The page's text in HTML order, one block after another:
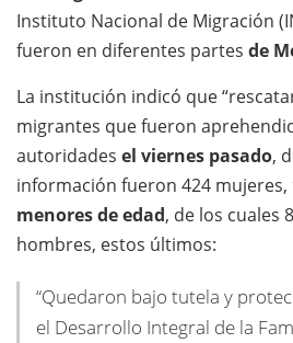
Instituto Nacional de Migración
fueron en diferentes partes de
La institución indicó que
migrantes que fueron
autoridades el viernes pasado,
información fueron 424 mujeres,
menores de edad, de los cuales
hombres, estos últimos:
“Quedaron bajo tutela y
el Desarrollo Integral de la